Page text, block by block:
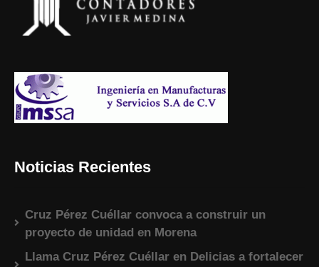
Noticias Recientes
Cruz Pérez Cuéllar convoca a construir un
proyecto de unidad en Morena
Llama Cruz Pérez Cuéllar en Delicias a fortalecer